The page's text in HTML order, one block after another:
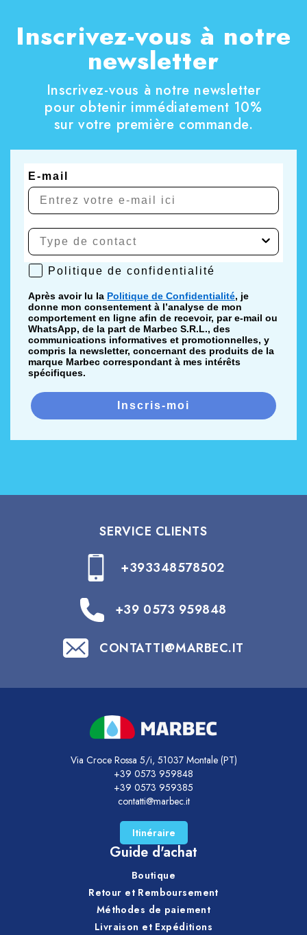
Inscrivez-vous à notre
newsletter
Inscrivez-vous à notre newsletter
pour obtenir immédiatement 10%
sur votre première commande.
E-mail
Politique de confidentialité
Politique de confidentialité
Après avoir lu la Politique de Confidentialité, je
donne mon consentement à l’analyse de mon
comportement en ligne afin de recevoir, par e-mail ou
WhatsApp, de la part de Marbec S.R.L., des
communications informatives et promotionnelles, y
compris la newsletter, concernant des produits de la
marque Marbec correspondant à mes intérêts
spécifiques.
Inscris-moi
SERVICE CLIENTS
+393348578502
+39 0573 959848
CONTATTI@MARBEC.IT
Via Croce Rossa 5/i, 51037 Montale (PT)
+39 0573 959848
+39 0573 959385
contatti@marbec.it
Itinéraire
Guide d'achat
Boutique
Retour et Remboursement
Méthodes de paiement
Livraison et Expéditions